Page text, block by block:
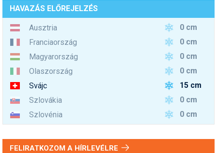
HAVAZÁS ELŐREJELZÉS
Ausztria
0 cm
Franciaország
0 cm
Magyarország
0 cm
Olaszország
0 cm
Svájc
15 cm
Szlovákia
0 cm
Szlovénia
0 cm
FELIRATKOZOM A HÍRLEVÉLRE